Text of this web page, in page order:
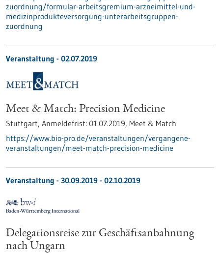
zuordnung/formular-arbeitsgremium-arzneimittel-und-
medizinprodukteversorgung-unterarbeitsgruppen-
zuordnung
Veranstaltung - 02.07.2019
Meet & Match: Precision Medicine
Stuttgart, Anmeldefrist: 01.07.2019, Meet & Match
https://www.bio-pro.de/veranstaltungen/vergangene-
veranstaltungen/meet-match-precision-medicine
Veranstaltung - 30.09.2019 - 02.10.2019
Delegationsreise zur Geschäftsanbahnung
nach Ungarn